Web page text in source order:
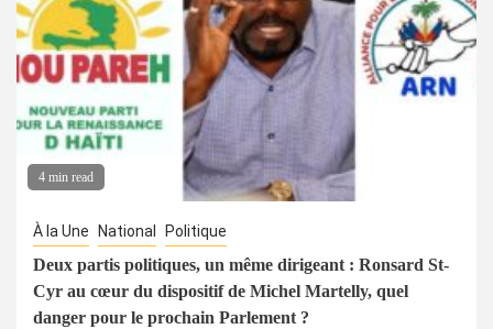
4 min read
À la Une National Politique
Deux partis politiques, un même dirigeant : Ronsard St-
Cyr au cœur du dispositif de Michel Martelly, quel
danger pour le prochain Parlement ?